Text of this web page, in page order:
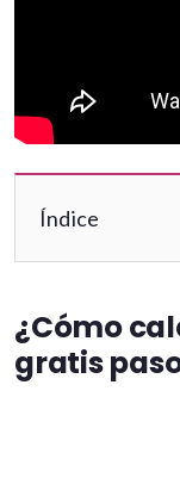
Índice
¿Cómo
gratis